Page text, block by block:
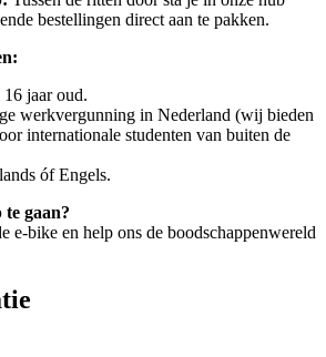
bestellingen direct aan te pakken.
jaar oud.
werkvergunning in Nederland (wij bieden
internationale studenten van buiten de
óf Engels.
gaan?
e-bike en help ons de boodschappenwereld